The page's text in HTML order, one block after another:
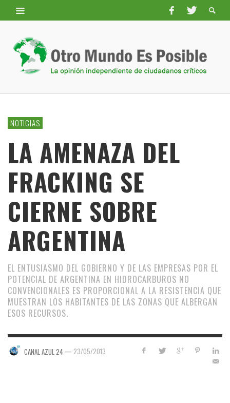
NOTICIAS
LA AMENAZA DEL
FRACKING SE
CIERNE SOBRE
ARGENTINA
EL ENTUSIASMO DEL GOBIERNO Y DE LAS EMPRESAS POR EL
POTENCIAL DE ARGENTINA EN HIDROCARBUROS NO
CONVENCIONALES ES PROPORCIONAL A LA RESISTENCIA QUE
MUESTRAN LOS HABITANTES DE LAS ZONAS QUE ALBERGAN
ESOS RECURSOS.
CANAL AZUL 24 — 23/05/2013